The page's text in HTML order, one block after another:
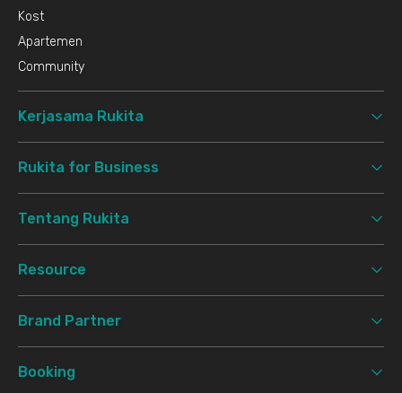
Kost
Apartemen
Community
Kerjasama Rukita
Rukita for Business
Tentang Rukita
Resource
Brand Partner
Booking